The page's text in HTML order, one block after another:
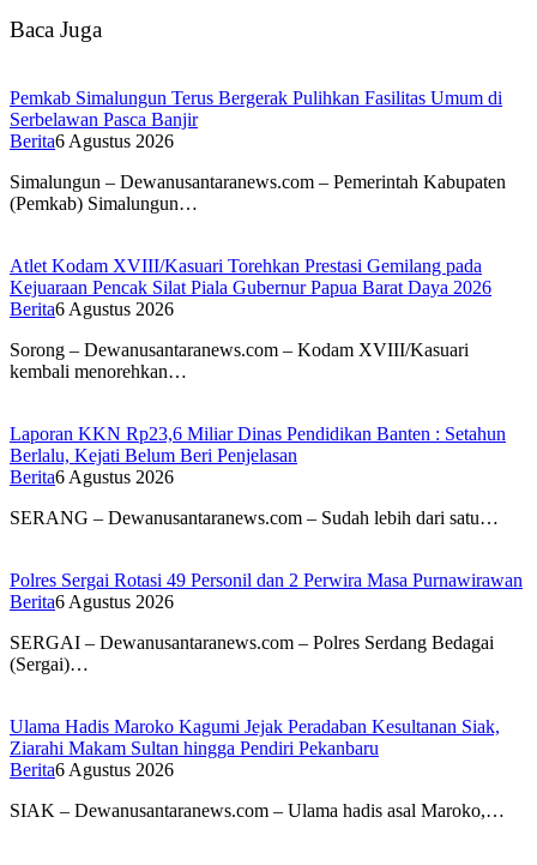
Baca Juga
Pemkab Simalungun Terus Bergerak Pulihkan Fasilitas Umum di
Serbelawan Pasca Banjir
Berita6 Agustus 2026
Simalungun – Dewanusantaranews.com – Pemerintah Kabupaten
(Pemkab) Simalungun…
Atlet Kodam XVIII/Kasuari Torehkan Prestasi Gemilang pada
Kejuaraan Pencak Silat Piala Gubernur Papua Barat Daya 2026
Berita6 Agustus 2026
Sorong – Dewanusantaranews.com – Kodam XVIII/Kasuari
kembali menorehkan…
Laporan KKN Rp23,6 Miliar Dinas Pendidikan Banten : Setahun
Berlalu, Kejati Belum Beri Penjelasan
Berita6 Agustus 2026
SERANG – Dewanusantaranews.com – Sudah lebih dari satu…
Polres Sergai Rotasi 49 Personil dan 2 Perwira Masa Purnawirawan
Berita6 Agustus 2026
SERGAI – Dewanusantaranews.com – Polres Serdang Bedagai
(Sergai)…
Ulama Hadis Maroko Kagumi Jejak Peradaban Kesultanan Siak,
Ziarahi Makam Sultan hingga Pendiri Pekanbaru
Berita6 Agustus 2026
SIAK – Dewanusantaranews.com – Ulama hadis asal Maroko,…